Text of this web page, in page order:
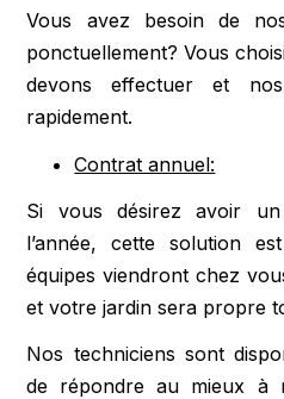
Vous avez besoin de
ponctuellement? Vous
devons effectuer et
rapidement.
Contrat annuel:
Si vous désirez avoir
l’année, cette solution
équipes viendront chez
et votre jardin sera propre
Nos techniciens sont
de répondre au mieux à